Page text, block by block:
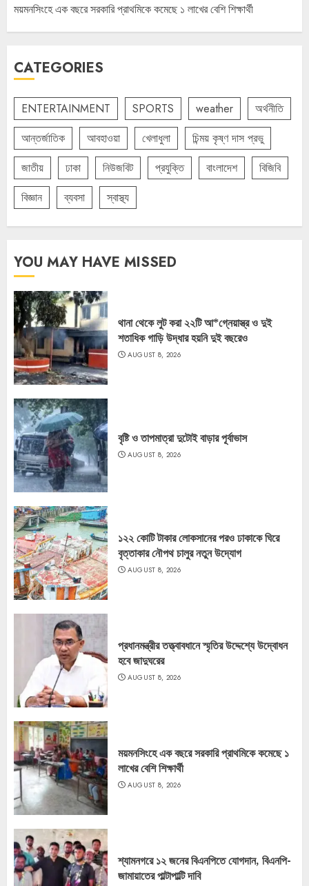
ময়মনসিংহে এক বছরে সরকারি প্রাথমিকে কমেছে ১ লাখের বেশি শিক্ষার্থী
CATEGORIES
ENTERTAINMENT SPORTS weather
অর্থনীতি
আন্তর্জাতিক
আবহাওয়া খেলাধুলা
চিন্ময় কৃষ্ণ দাস প্রভু
জাতীয়
ঢাকা নিউজবিট প্রযুক্তি বাংলাদেশ
বিজিবি
বিজ্ঞান
ব্যবসা স্বাস্থ্য
YOU MAY HAVE MISSED
থানা থেকে লুট করা ২২টি আ*গ্নেয়াস্ত্র ও দুই
শতাধিক গাড়ি উদ্ধার হয়নি দুই বছরেও
AUGUST 8, 2026
বৃষ্টি ও তাপমাত্রা দুটোই বাড়ার পূর্বাভাস
AUGUST 8, 2026
১২২ কোটি টাকার লোকসানের পরও ঢাকাকে ঘিরে
বৃত্তাকার নৌপথ চালুর নতুন উদ্যোগ
AUGUST 8, 2026
প্রধানমন্ত্রীর তত্ত্বাবধানে স্মৃতির উদ্দেশ্যে উদ্বোধন
হবে জাদুঘরের
AUGUST 8, 2026
ময়মনসিংহে এক বছরে সরকারি প্রাথমিকে কমেছে ১
লাখের বেশি শিক্ষার্থী
AUGUST 8, 2026
শ্যামনগরে ১২ জনের বিএনপিতে যোগদান, বিএনপি-
জামায়াতের পাল্টাপাল্টি দাবি